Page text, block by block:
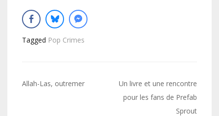
Tagged Pop Crimes
Navigation
Allah-Las, outremer
Un livre et une rencontre
pour les fans de Prefab
Sprout